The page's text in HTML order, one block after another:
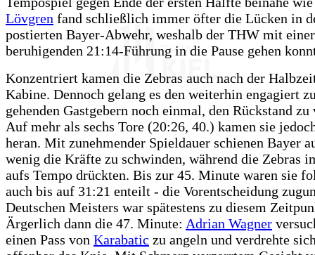
Lövgren fand schließlich immer öfter die Lücken in
postierten Bayer-Abwehr, weshalb der THW mit einer
beruhigenden 21:14-Führung in die Pause gehen
Konzentriert kamen die Zebras auch nach der
Kabine. Dennoch gelang es den weiterhin engagiert
gehenden Gastgebern noch einmal, den Rückstand zu
Auf mehr als sechs Tore (20:26, 40.) kamen sie
heran. Mit zunehmender Spieldauer schienen Bayer
wenig die Kräfte zu schwinden, während die Zebras
aufs Tempo drückten. Bis zur 45. Minute waren sie
auch bis auf 31:21 enteilt - die Vorentscheidung
Deutschen Meisters war spätestens zu diesem
Ärgerlich dann die 47. Minute: Adrian Wagner
einen Pass von Karabatic zu angeln und verdrehte